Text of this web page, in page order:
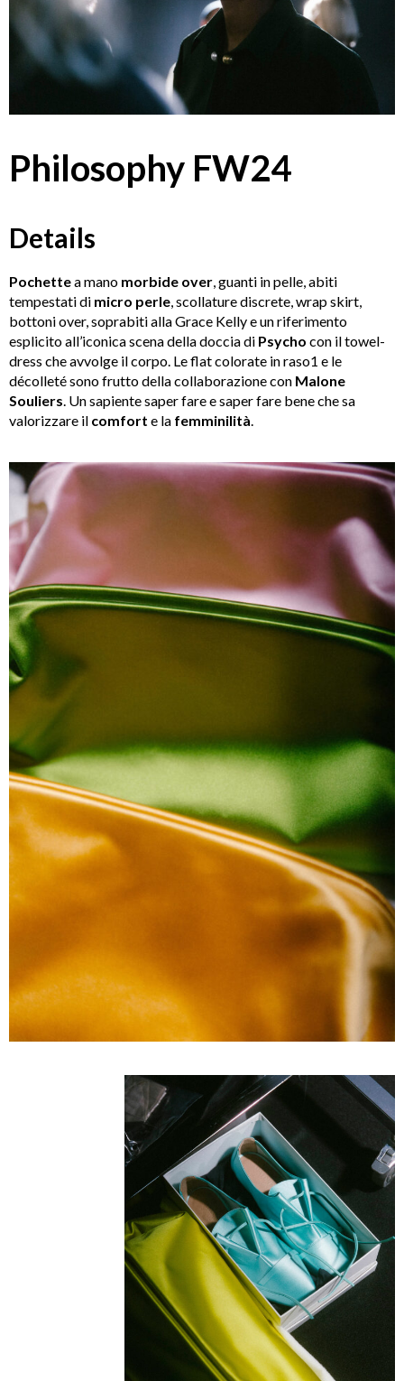
Philosophy FW24
Details
Pochettea mano morbide over, guanti in pelle, abiti
tempestati di micro perle, scollature discrete, wrap skirt,
bottoni over, soprabiti alla Grace Kelly e un riferimento
esplicito all’iconica scena della doccia di Psycho con il towel-
dress che avvolge il corpo. Le flat colorate in raso1 e le
décolleté sono frutto della collaborazione con Malone
Souliers. Un sapiente saper fare e saper fare bene che sa
valorizzare il comfort e la femminilità.